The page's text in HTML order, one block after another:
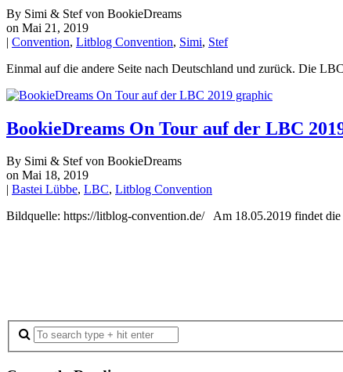
By Simi & Stef von BookieDreams
on Mai 21, 2019
| Convention, Litblog Convention, Simi, Stef
Einmal auf die andere Seite nach Deutschland und zurück. Die
BookieDreams On Tour auf der LBC
By Simi & Stef von BookieDreams
on Mai 18, 2019
Bastei Lübbe, LBC, Litblog Convention
Bildquelle: https://litblog-convention.de/ Am 18.05.2019 findet